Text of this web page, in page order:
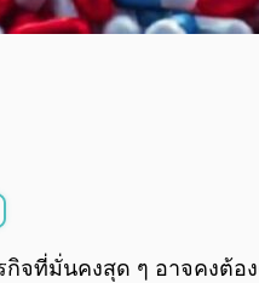
จที่มั่นคงสุด ๆ อาจคงต้อ